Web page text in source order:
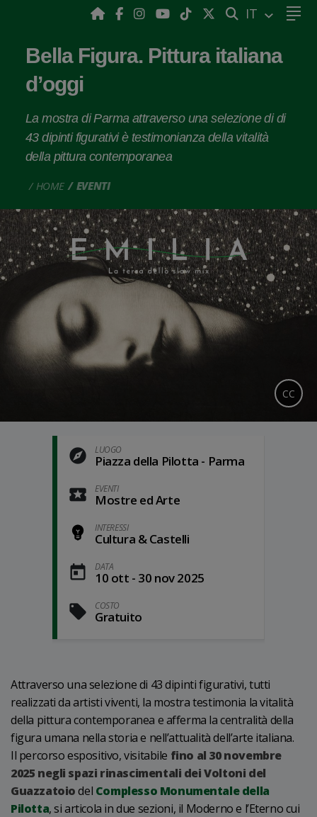
CERCA
IT
Bella Figura. Pittura italiana
d’oggi
La mostra di Parma attraverso una selezione di di
43 dipinti figurativi è testimonianza della vitalità
della pittura contemporanea
HOME EVENTI
CC
LUOGO
Piazza della Pilotta - Parma
EVENTI
Mostre ed Arte
INTERESSI
Cultura & Castelli
DATA
10 ott - 30 nov 2025
COSTO
Gratuito
Attraverso una selezione di 43 dipinti figurativi, tutti
realizzati da artisti viventi, la mostra testimonia la vitalità
della pittura contemporanea e afferma la centralità della
figura umana nella storia e nell’attualità dell’arte italiana.
Il percorso espositivo, visitabile fino al 30 novembre
2025 negli spazi rinascimentali dei Voltoni del
Guazzatoiodel Complesso Monumentale della
Pilotta, si articola in due sezioni, il Moderno e l’Eterno cui